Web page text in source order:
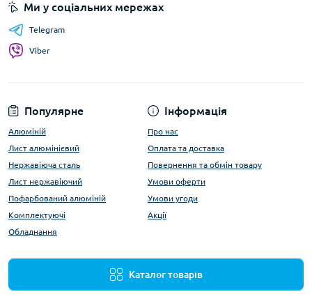
Популярне
Алюміній
Лист алюмінієвий
Нержавіюча сталь
Лист нержавіючий
Пофарбований алюміній
Комплектуючі
Обладнання
Інформація
Про нас
Оплата та доставка
Повернення та обмін товару
Умови оферти
Умови угоди
Акції
Каталог товарів
Ми у соціальних мережах
Telegram
Viber